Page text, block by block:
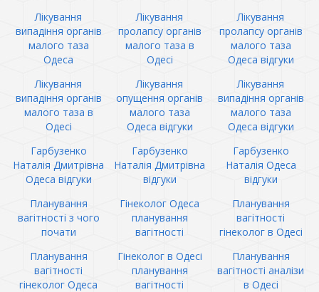
Лікування
випадіння органів
малого таза
Одеса
Лікування
пролапсу органів
малого таза в
Одесі
Лікування
пролапсу органів
малого таза
Одеса відгуки
Лікування
випадіння органів
малого таза в
Одесі
Лікування
опущення органів
малого таза
Одеса відгуки
Лікування
випадіння органів
малого таза
Одеса відгуки
Гарбузенко
Наталія Дмитрівна
Одеса відгуки
Гарбузенко
Наталія Дмитрівна
відгуки
Гарбузенко
Наталія Одеса
відгуки
Планування
вагітності з чого
почати
Гінеколог Одеса
планування
вагітності
Планування
вагітності
гінеколог в Одесі
Планування
вагітності
гінеколог Одеса
Гінеколог в Одесі
планування
вагітності
Планування
вагітності аналізи
в Одесі